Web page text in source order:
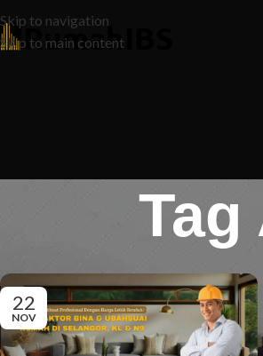
Skip to navigation
Skip to main content
22
NOV